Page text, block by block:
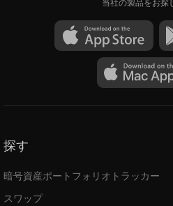
当社の製品をお探
探す
暗号資産ポートフォリオトラッカー
スワップ